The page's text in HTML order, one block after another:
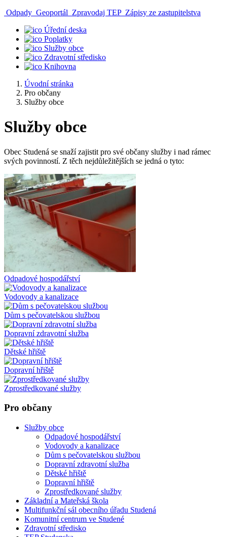
Odpady Geoportál Zpravodaj TEP Zápisy ze zastupitelstva
Úřední deska
Poplatky
Služby obce
Zdravotní středisko
Knihovna
Úvodní stránka
Pro občany
Služby obce
Služby obce
Obec Studená se snaží zajistit pro své občany služby i nad rámec
svých povinností. Z těch nejdůležitějších se jedná o tyto:
Odpadové hospodářství
Vodovody a kanalizace
Dům s pečovatelskou službou
Dopravní zdravotní služba
Dětské hřiště
Dopravní hřiště
Zprostředkované služby
Pro občany
Služby obce
Odpadové hospodářství
Vodovody a kanalizace
Dům s pečovatelskou službou
Dopravní zdravotní služba
Dětské hřiště
Dopravní hřiště
Zprostředkované služby
Základní a Mateřská škola
Multifunkční sál obecního úřadu Studená
Komunitní centrum ve Studené
Zdravotní středisko